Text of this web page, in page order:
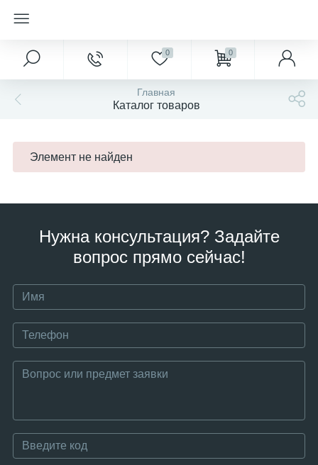
0 0
Главная
Каталог товаров
Элемент не найден
Нужна консультация? Задайте
вопрос прямо сейчас!